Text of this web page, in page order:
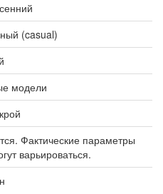
(casual)
модели
Фактические параметры
варьироваться.